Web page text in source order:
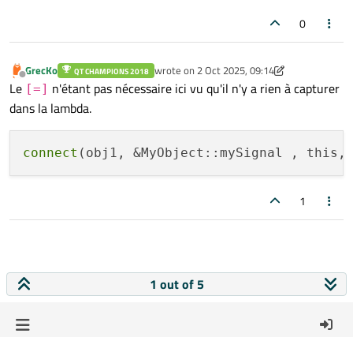
0
Offline
GrecKo QT CHAMPIONS 2018 wrote on 2 Oct 2025, 09:14
last edited by GrecKo 10 Feb 2025, 09:15
Le [=] n'étant pas nécessaire ici vu qu'il n'y a rien à capturer
dans la lambda.
connect (obj1, &MyObject::mySignal ,
1
1 out of 5